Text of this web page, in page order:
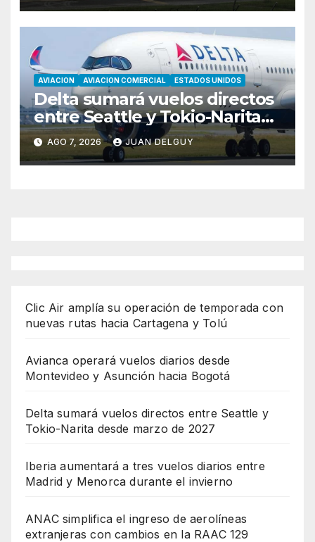
AVIACION AVIACION COMERCIAL ESTADOS UNIDOS
Delta sumará vuelos directos
entre Seattle y Tokio-Narita
desde marzo de 2027
AGO 7, 2026 JUAN DELGUY
Clic Air amplía su operación de temporada con
nuevas rutas hacia Cartagena y Tolú
Avianca operará vuelos diarios desde
Montevideo y Asunción hacia Bogotá
Delta sumará vuelos directos entre Seattle y
Tokio-Narita desde marzo de 2027
Iberia aumentará a tres vuelos diarios entre
Madrid y Menorca durante el invierno
ANAC simplifica el ingreso de aerolíneas
extranjeras con cambios en la RAAC 129